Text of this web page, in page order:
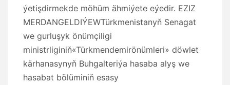
ýetişdirmekde möhüm ähmiýete eýedir. EZIZ
MERDANGELDIÝEWTürkmenistanyň Senagat
we gurluşyk önümçiligi
ministrliginiň«Türkmendemirönümleri» döwlet
kärhanasynyň Buhgalteriýa hasaba alyş we
hasabat bölüminiň esasy